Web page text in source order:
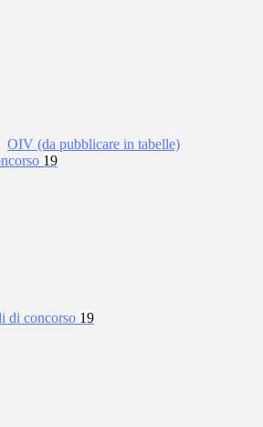
OIV (da pubblicare in tabelle)
19
di concorso 19